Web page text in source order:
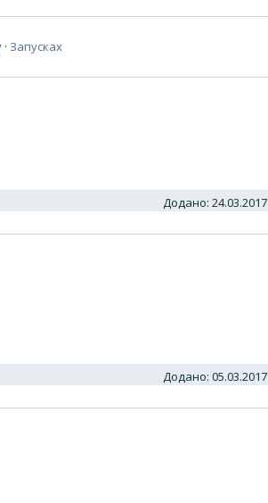
· Запусках
Додано: 24.03.2017
Додано: 05.03.2017